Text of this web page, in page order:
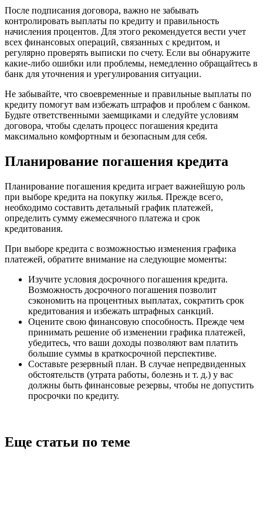
После подписания договора, важно не забывать
контролировать выплаты по кредиту и правильность
начисления процентов. Для этого рекомендуется вести учет
всех финансовых операций, связанных с кредитом, и
регулярно проверять выписки по счету. Если вы обнаружите
какие-либо ошибки или проблемы, немедленно обращайтесь в
банк для уточнения и урегулирования ситуации.
Не забывайте, что своевременные и правильные выплаты по
кредиту помогут вам избежать штрафов и проблем с банком.
Будьте ответственными заемщиками и следуйте условиям
договора, чтобы сделать процесс погашения кредита
максимально комфортным и безопасным для себя.
Планирование погашения кредита
Планирование погашения кредита играет важнейшую роль
при выборе кредита на покупку жилья. Прежде всего,
необходимо составить детальный график платежей,
определить сумму ежемесячного платежа и срок
кредитования.
При выборе кредита с возможностью изменения графика
платежей, обратите внимание на следующие моменты:
Изучите условия досрочного погашения кредита.
Возможность досрочного погашения позволит
сэкономить на процентных выплатах, сократить срок
кредитования и избежать штрафных санкций.
Оцените свою финансовую способность. Прежде чем
принимать решение об изменении графика платежей,
убедитесь, что ваши доходы позволяют вам платить
большие суммы в краткосрочной перспективе.
Составьте резервный план. В случае непредвиденных
обстоятельств (утрата работы, болезнь и т. д.) у вас
должны быть финансовые резервы, чтобы не допустить
просрочки по кредиту.
Еще статьи по теме